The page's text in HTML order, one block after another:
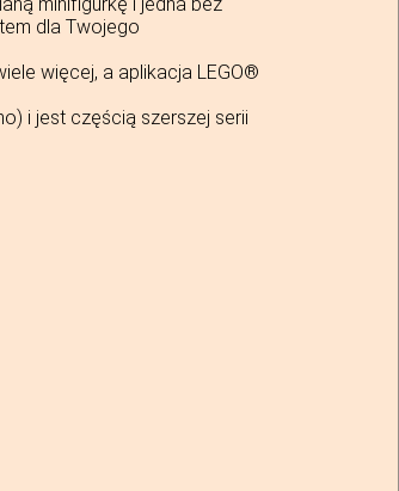
dla Twojego
więcej, a aplikacja LEGO®
i jest częścią szerszej serii